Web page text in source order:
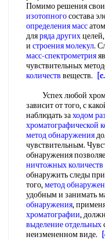
Помимо решения
изотопногосостава
определения масс
дляряда других
и строения молекул.
масс-спектрометрия
чувствительных
количеств веществ.
Успех любой
зависит от того, с
наблюдать заходом
хроматографической
метод обнаружения
чувствительным.
обнаружения
ничтожных количеств
обнаружить следы
того,метод
удобным и занимать
обнаружения,
хроматографии,
выделение отдельных
неизмененном виде.